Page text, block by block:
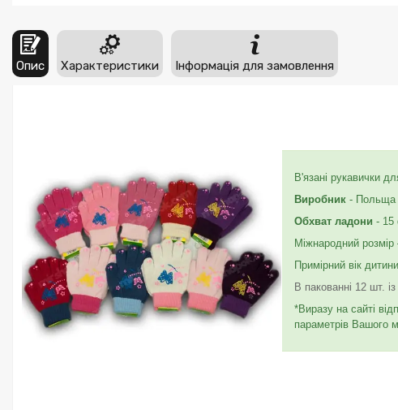
Опис Характеристики Інформація для замовлення
В'язані рукавички
Виробник - Польща
Обхват ладони - 15
Міжнародний
Примірний вік
В пакованні 12 шт.
*Виразу на сайті
параметрів Вашого